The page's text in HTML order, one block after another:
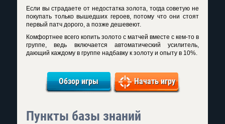
Если вы страдаете от недостатка золота, тогда советую не
покупать только вышедших героев, потому что они стоят
первый патч дорого, а позже дешевеют.
Комфортнее всего копить золото с матчей вместе с кем-то в
группе, ведь включается автоматический усилитель,
дающий каждому в группе надбавку к золоту и опыту в 10%.
Обзор игры Начать игру
Пункты базы знаний